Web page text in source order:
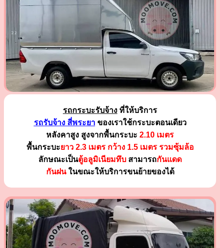
รถกระบะรับจ้าง ที่ให้บริการ
รถรับจ้าง สี่พระยาของเราใช้กระบะตอนเดียว
หลังคาสูง สูงจากพื้นกระบะ 2.10 เมตร
พื้นกระบะยาว 2.3 เมตร กว้าง 1.5 เมตร รวมซุ้มล้อ
ลักษณะเป็นตู้อลูมิเนียมทึบ สามารถกันแดด
กันฝนในขณะให้บริการขนย้ายของได้